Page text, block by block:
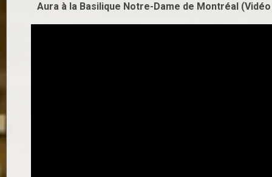
Aura à la Basilique Notre-Dame de Montréal